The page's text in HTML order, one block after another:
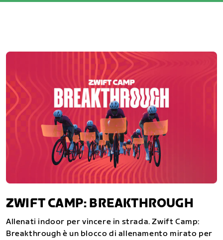
ZWIFT CAMP: BREAKTHROUGH
Allenati indoor per vincere in strada. Zwift Camp:
Breakthrough è un blocco di allenamento mirato per